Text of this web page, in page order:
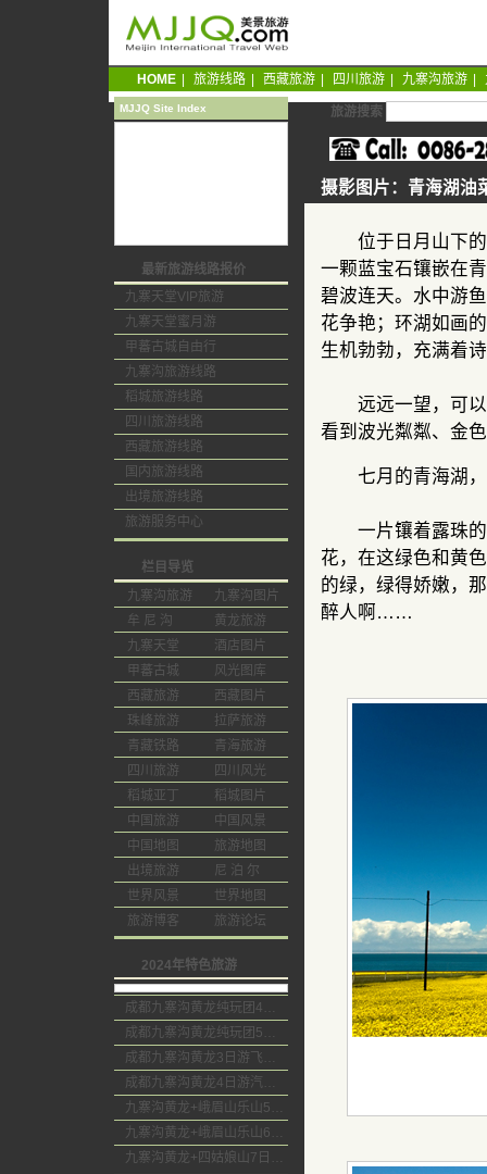
HOME 旅游线路 西藏旅游 四川旅游 九寨沟旅游
旅游搜索
摄影图片：青海湖油
位于日月山下的
一颗蓝宝石镶嵌在
碧波连天。水中游
花争艳；环湖如画
生机勃勃，充满着
远远一望，可以
看到波光粼粼、金
七月的青海湖，
一片镶着露珠的
花，在这绿色和黄
的绿，绿得娇嫩，
醉人啊……
MJJQ Site Index
最新旅游线路报价
九寨天堂VIP旅游
九寨天堂蜜月游
甲蕃古城自由行
九寨沟旅游线路
稻城旅游线路
四川旅游线路
西藏旅游线路
国内旅游线路
出境旅游线路
旅游服务中心
栏目导览
九寨沟旅游
九寨沟图片
牟 尼 沟
黄龙旅游
九寨天堂
酒店图片
甲蕃古城
风光图库
西藏旅游
西藏图片
珠峰旅游
拉萨旅游
青藏铁路
青海旅游
四川旅游
四川风光
稻城亚丁
稻城图片
中国旅游
中国风景
中国地图
旅游地图
出境旅游
尼 泊 尔
世界风景
世界地图
旅游博客
旅游论坛
2024年特色旅游
成都九寨沟黄龙纯玩团4日游无购物
成都九寨沟黄龙纯玩团5日游无购物
成都九寨沟黄龙3日游飞机团
成都九寨沟黄龙4日游汽车团
九寨沟黄龙+峨眉山乐山5日游飞机团
九寨沟黄龙+峨眉山乐山6日游汽车团
九寨沟黄龙+四姑娘山7日游汽车团